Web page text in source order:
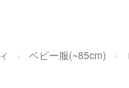
ベビー服(~85cm)